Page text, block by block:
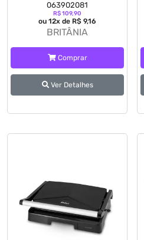
063902081
R$ 109,90
ou 12x de R$ 9,16
BRITÂNIA
Comprar
Ver Detalhes